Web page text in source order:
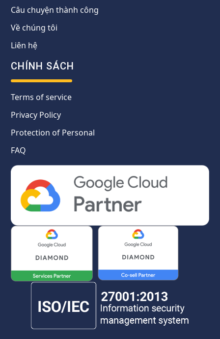
Câu chuyện thành công
Về chúng tôi
Liên hệ
CHÍNH SÁCH
Terms of service
Privacy Policy
Protection of Personal
FAQ